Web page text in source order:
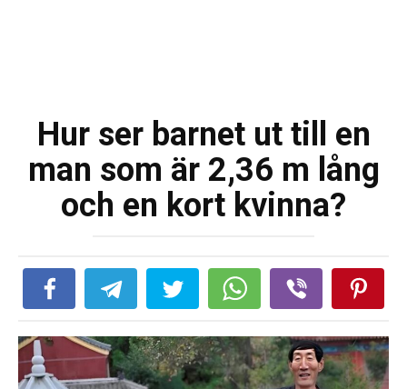
Hur ser barnet ut till en
man som är 2,36 m lång
och en kort kvinna?